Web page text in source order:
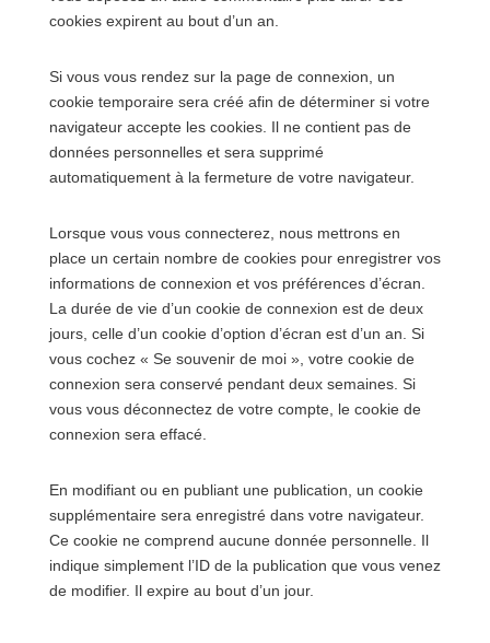
cookies expirent au bout d’un an.
Si vous vous rendez sur la page de connexion, un
cookie temporaire sera créé afin de déterminer si votre
navigateur accepte les cookies. Il ne contient pas de
données personnelles et sera supprimé
automatiquement à la fermeture de votre navigateur.
Lorsque vous vous connecterez, nous mettrons en
place un certain nombre de cookies pour enregistrer vos
informations de connexion et vos préférences d’écran.
La durée de vie d’un cookie de connexion est de deux
jours, celle d’un cookie d’option d’écran est d’un an. Si
vous cochez « Se souvenir de moi », votre cookie de
connexion sera conservé pendant deux semaines. Si
vous vous déconnectez de votre compte, le cookie de
connexion sera effacé.
En modifiant ou en publiant une publication, un cookie
supplémentaire sera enregistré dans votre navigateur.
Ce cookie ne comprend aucune donnée personnelle. Il
indique simplement l’ID de la publication que vous venez
de modifier. Il expire au bout d’un jour.